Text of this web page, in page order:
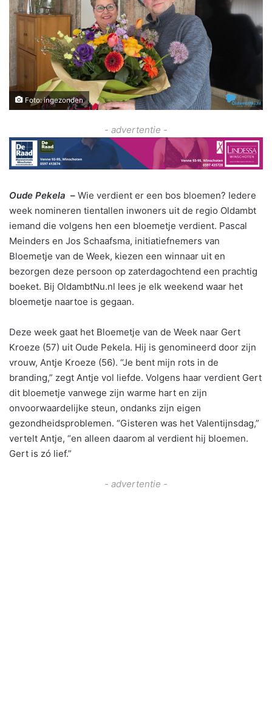
Foto: ingezonden
- advertentie -
Oude Pekela – Wie verdient er een bos bloemen? Iedere
week nomineren tientallen inwoners uit de regio Oldambt
iemand die volgens hen een bloemetje verdient. Pascal
Meinders en Jos Schaafsma, initiatiefnemers van
Bloemetje van de Week, kiezen een winnaar uit en
bezorgen deze persoon op zaterdagochtend een prachtig
boeket. Bij OldambtNu.nl lees je elk weekend waar het
bloemetje naartoe is gegaan.
Deze week gaat het Bloemetje van de Week naar Gert
Kroeze (57) uit Oude Pekela. Hij is genomineerd door zijn
vrouw, Antje Kroeze (56). “Je bent mijn rots in de
branding,” zegt Antje vol liefde. Volgens haar verdient Gert
dit bloemetje vanwege zijn warme hart en zijn
onvoorwaardelijke steun, ondanks zijn eigen
gezondheidsproblemen. “Gisteren was het Valentijnsdag,”
vertelt Antje, “en alleen daarom al verdient hij bloemen.
Gert is zó lief.”
- advertentie -